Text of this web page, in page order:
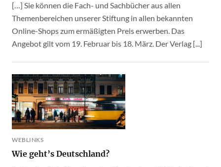
[…] Sie können die Fach- und Sachbücher aus allen
Themenbereichen unserer Stiftung in allen bekannten
Online-Shops zum ermäßigten Preis erwerben. Das
Angebot gilt vom 19. Februar bis 18. März. Der Verlag [...]
WEBLINKS
Wie geht’s Deutschland?